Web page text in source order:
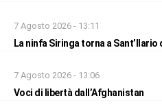
7 Agosto 2026 - 13:11
La ninfa Siringa torna a Sant’Ilario
7 Agosto 2026 - 13:06
Voci di libertà dall’Afghanistan